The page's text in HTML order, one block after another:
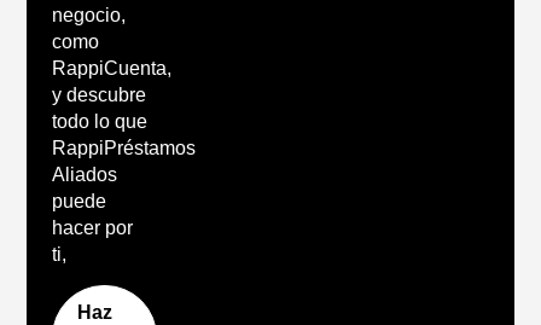
negocio,
como
RappiCuenta,
y descubre
todo lo que
RappiPréstamos
Aliados
puede
hacer por
ti,
Haz